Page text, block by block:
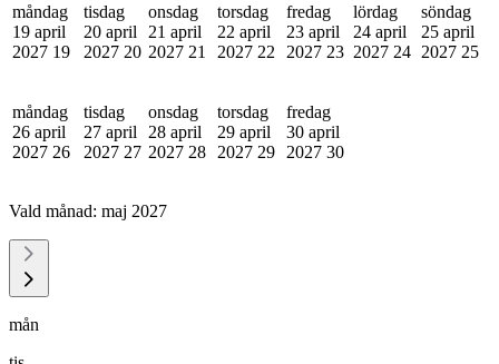
måndag
19 april
2027 19
tisdag
20 april
2027 20
onsdag
21 april
2027 21
torsdag
22 april
2027 22
fredag
23 april
2027 23
lördag
24 april
2027 24
söndag
25 april
2027 25
måndag
26 april
2027 26
tisdag
27 april
2027 27
onsdag
28 april
2027 28
torsdag
29 april
2027 29
fredag
30 april
2027 30
Vald månad: maj 2027
mån